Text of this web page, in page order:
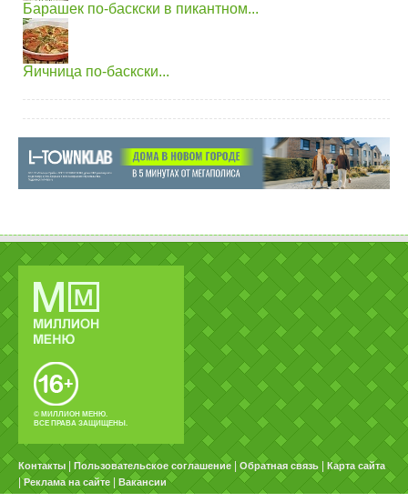
Барашек по-баскски в пикантном...
Яичница по-баскски...
© МИЛЛИОН МЕНЮ.
ВСЕ ПРАВА ЗАЩИЩЕНЫ.
Контакты Пользовательское соглашение Обратная связь Карта сайта
|Реклама на сайте Вакансии